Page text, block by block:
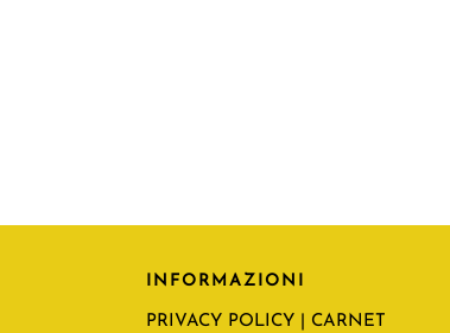
INFORMAZIONI
PRIVACY POLICY | CARNET